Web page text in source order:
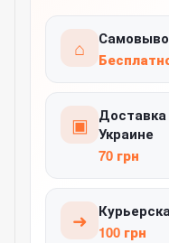
⌂
▣ Украине
70 грн
➜
100 грн